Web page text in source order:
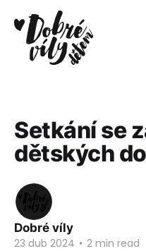
Setkání se
dětských
Dobré víly
23 dub 2024 • 2 min read